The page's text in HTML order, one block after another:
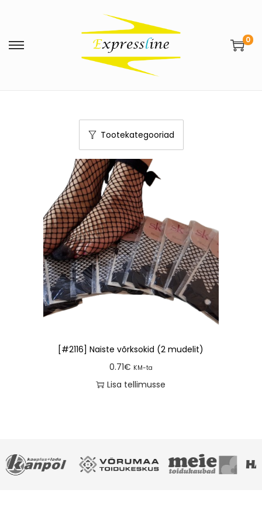
0
Tootekategooriad
[#2116] Naiste võrksokid (2 mudelit)
0.71€ KM-ta
Lisa tellimusse